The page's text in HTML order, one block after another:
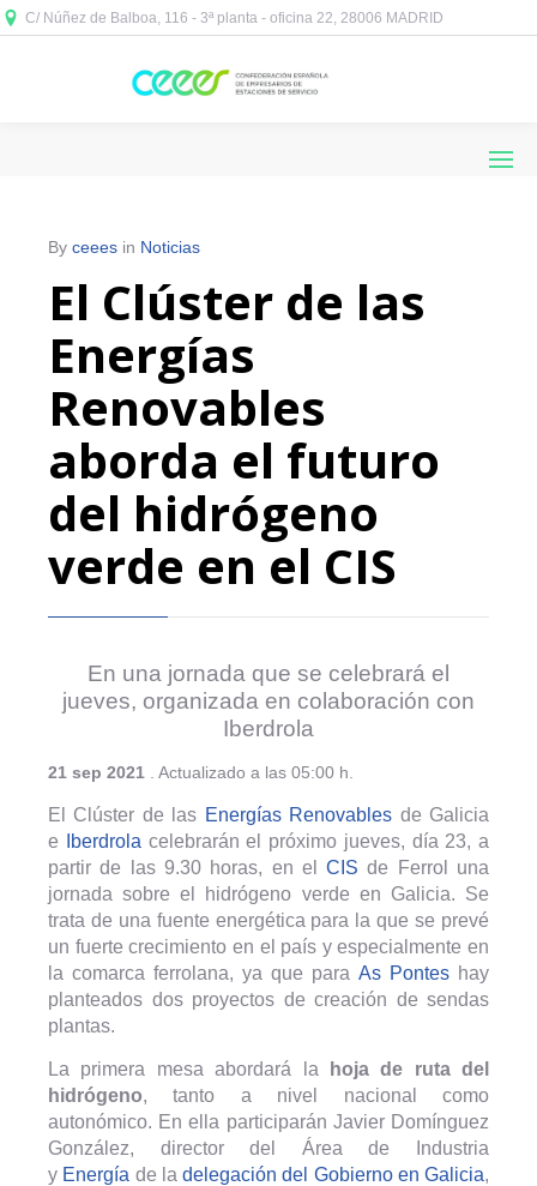
C/ Núñez de Balboa, 116 - 3ª planta - oficina 22, 28006 MADRID
By ceees in Noticias
El Clúster de las
Energías
Renovables
aborda el futuro
del hidrógeno
verde en el CIS
En una jornada que se celebrará el
jueves, organizada en colaboración con
Iberdrola
21 sep 2021 . Actualizado a las 05:00 h.
El Clúster de las Energías Renovables de Galicia
e
Iberdrola celebrarán el próximo jueves, día 23, a
partir de las 9.30 horas, en elCIS de Ferrol una
jornada sobre el hidrógeno verde en Galicia. Se
trata de una fuente energética para la que se prevé
un fuerte crecimiento en el país y especialmente en
la comarca ferrolana, ya que para As Pontes hay
planteados dos proyectos de creación de sendas
plantas.
La primera mesa abordará la
hoja de ruta del
hidrógeno, tanto a nivel nacional como
autonómico. En ella participarán Javier Domínguez
González, director del Área de Industria
y Energía de la delegación del Gobierno en Galicia,